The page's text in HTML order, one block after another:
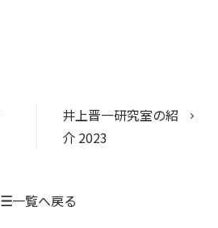
一覧へ戻る
井上晋一研究室の紹
介 2023